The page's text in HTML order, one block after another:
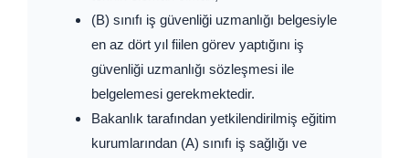
(B) sınıfı iş güvenliği uzmanlığı belgesiyle
en az dört yıl fiilen görev yaptığını iş
güvenliği uzmanlığı sözleşmesi ile
belgelemesi gerekmektedir.
Bakanlık tarafından yetkilendirilmiş eğitim
kurumlarından (A) sınıfı iş sağlığı ve